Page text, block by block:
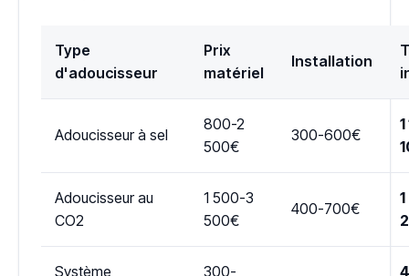
Type
d'adoucisseur
Prix
matériel
Installation
Adoucisseur à sel
800-2
500€
300-600€
Adoucisseur au
CO2
1 500-3
500€
400-700€
Système
300-